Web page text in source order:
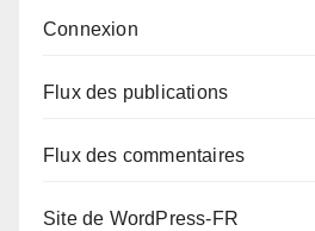
Connexion
Flux des publications
Flux des commentaires
Site de WordPress-FR